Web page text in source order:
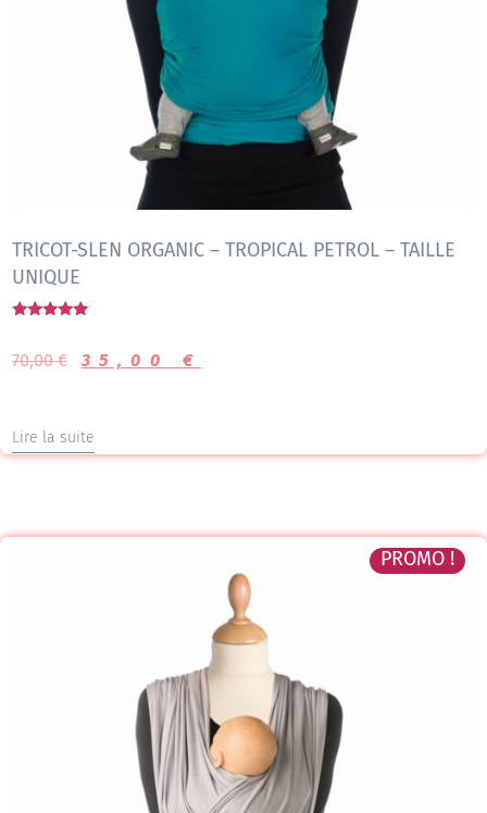
TRICOT-SLEN ORGANIC – TROPICAL PETROL – TAILLE
UNIQUE
sur 5
70,00€ 35,00 €
Lire la suite
PROMO !